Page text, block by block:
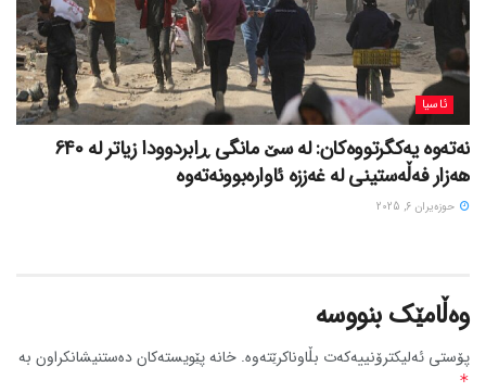
ئاسیا
نەتەوە یەکگرتووەکان: لە سێ مانگی ڕابردوودا زیاتر لە 640
هەزار فەڵەستینی لە غەززە ئاوارەبوونەتەوە
حوزه‌یران 6, 2025
وەڵامێک بنووسە
پۆستی ئەلیکترۆنییەکەت بڵاوناکرێتەوە. خانە پێویستەکان دەستنیشانکراون بە
*